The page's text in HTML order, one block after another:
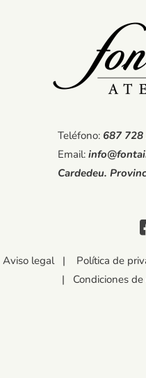
Teléfono: 687 728
Email:
Cardedeu.
Aviso legal| Política de
| Condiciones